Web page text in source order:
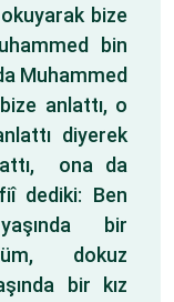
bize
bin
Muhammed
anlattı, o
diyerek
ona da
dediki: Ben
bir
dokuz
bir kız